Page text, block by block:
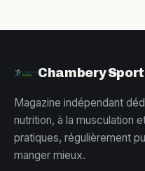
Chambery
Magazine indépendant
nutrition, à la musculation
pratiques, régulièrement
manger mieux.